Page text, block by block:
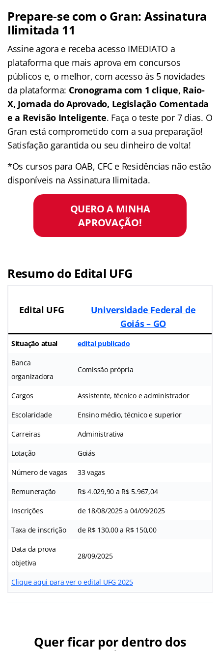
Prepare-se com o Gran: Assinatura
Ilimitada 11
Assine agora e receba acesso IMEDIATO a
plataforma que mais aprova em concursos
públicos e, o melhor, com acesso às 5 novidades
da plataforma: Cronograma com 1 clique, Raio-
X, Jornada do Aprovado, Legislação Comentada
e a Revisão Inteligente. Faça o teste por 7 dias. O
Gran está comprometido com a sua preparação!
Satisfação garantida ou seu dinheiro de volta!
*Os cursos para OAB, CFC e Residências não estão
disponíveis na Assinatura Ilimitada.
QUERO A MINHA
APROVAÇÃO!
Resumo do Edital UFG
Edital UFG
Universidade Federal de
Goiás – GO
Situação atual edital publicado
Banca
organizadora
Comissão própria
Cargos Assistente, técnico e administrador
Escolaridade Ensino médio, técnico e superior
Carreiras Administrativa
Lotação Goiás
Número de vagas 33 vagas
Remuneração R$ 4.029,90 a R$ 5.967,04
Inscrições de 18/08/2025 a 04/09/2025
Taxa de inscrição de R$ 130,00 a R$ 150,00
Data da prova
objetiva
28/09/2025
Clique aqui para ver o edital UFG 2025
Quer ficar por dentro dos